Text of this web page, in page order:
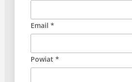
Email *
Powiat *